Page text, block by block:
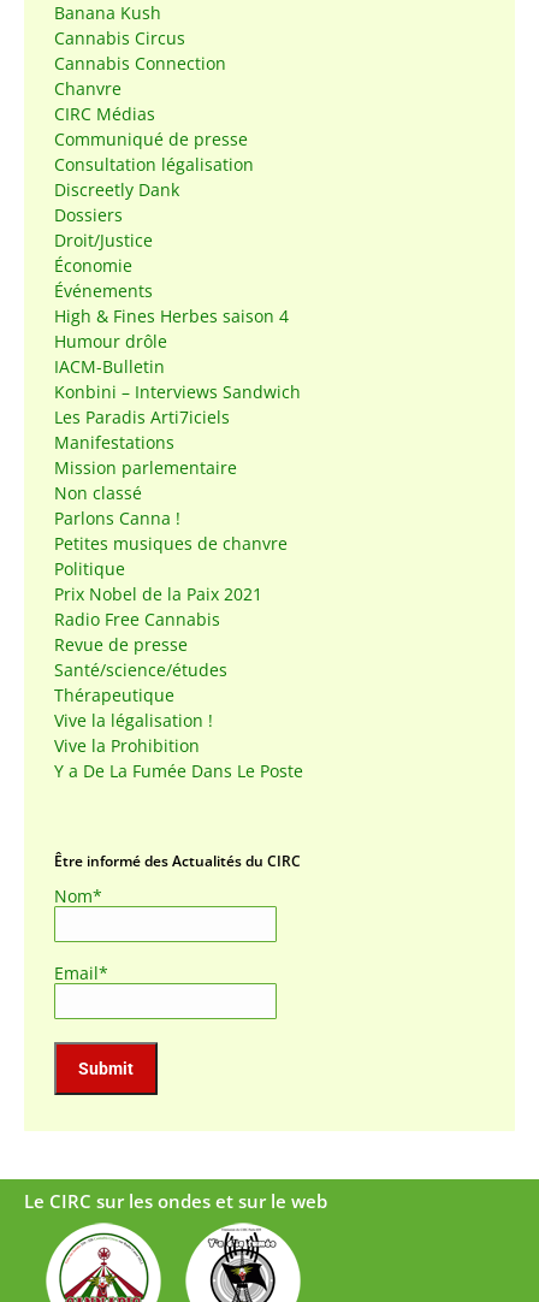
Banana Kush
Cannabis Circus
Cannabis Connection
Chanvre
CIRC Médias
Communiqué de presse
Consultation légalisation
Discreetly Dank
Dossiers
Droit/Justice
Économie
Événements
High & Fines Herbes saison 4
Humour drôle
IACM-Bulletin
Konbini – Interviews Sandwich
Les Paradis Arti7iciels
Manifestations
Mission parlementaire
Non classé
Parlons Canna !
Petites musiques de chanvre
Politique
Prix Nobel de la Paix 2021
Radio Free Cannabis
Revue de presse
Santé/science/études
Thérapeutique
Vive la légalisation !
Vive la Prohibition
Y a De La Fumée Dans Le Poste
Être informé des Actualités du CIRC
Nom*
Email*
Le CIRC sur les ondes et sur le web